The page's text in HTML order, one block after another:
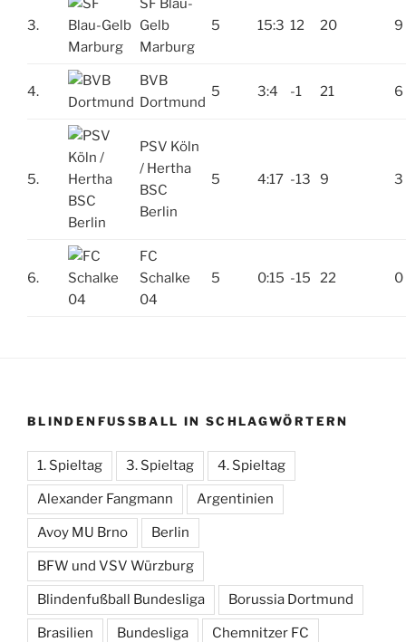
3.
SF Blau-
Gelb
Marburg
5 15:3 12 20 9
4.
BVB
Dortmund
5 3:4 -1 21 6
5.
PSV Köln
/ Hertha
BSC
Berlin
5 4:17 -13 9 3
6.
FC
Schalke
04
5 0:15 -15 22 0
BLINDENFUSSBALL IN SCHLAGWÖRTERN
1. Spieltag 3. Spieltag 4. Spieltag
Alexander Fangmann Argentinien
Avoy MU Brno Berlin
BFW und VSV Würzburg
Blindenfußball Bundesliga Borussia Dortmund
Brasilien Bundesliga Chemnitzer FC